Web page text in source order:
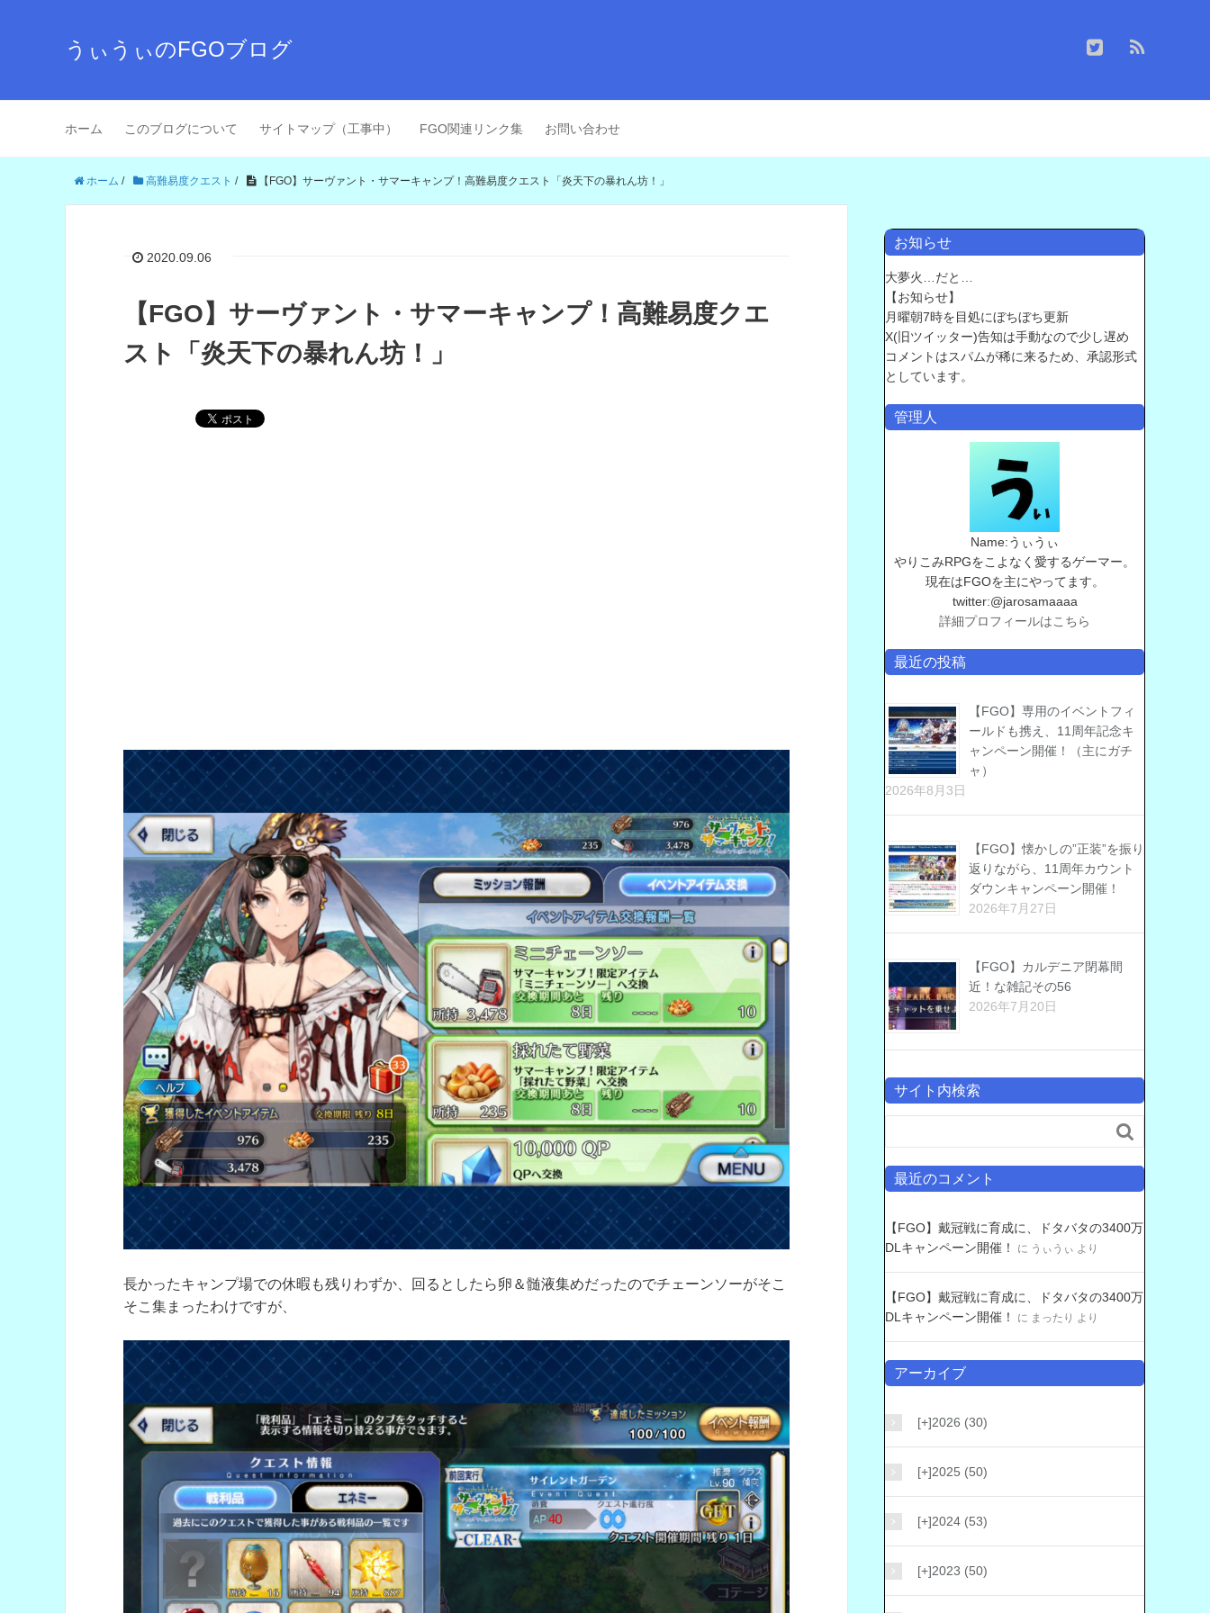
うぃうぃのFGOブログ
ホーム このブログについて サイトマップ（工事中） FGO関連リンク集 お問い合わせ
ホーム / 高難易度クエスト / 【FGO】サーヴァント・サマーキャンプ！高難易度クエスト「炎天下の暴れん坊！」
2020.09.06
【FGO】サーヴァント・サマーキャンプ！高難易度クエ
スト「炎天下の暴れん坊！」
長かったキャンプ場での休暇も残りわずか、回るとしたら卵＆髄液集めだったのでチェーンソーがそこ
そこ集まったわけですが、
お知らせ
大夢火…だと…
【お知らせ】
月曜朝7時を目処にぼちぼち更新
X(旧ツイッター)告知は手動なので少し遅め
コメントはスパムが稀に来るため、承認形式
としています。
管理人
Name:うぃうぃ
やりこみRPGをこよなく愛するゲーマー。
現在はFGOを主にやってます。
twitter:@jarosamaaaa
詳細プロフィールはこちら
最近の投稿
【FGO】専用のイベントフィ
ールドも携え、11周年記念キ
ャンペーン開催！（主にガチ
ャ）
2026年8月3日
【FGO】懐かしの”正装”を振り
返りながら、11周年カウント
ダウンキャンペーン開催！
2026年7月27日
【FGO】カルデニア閉幕間
近！な雑記その56
2026年7月20日
サイト内検索

最近のコメント
【FGO】戴冠戦に育成に、ドタバタの3400万
DLキャンペーン開催！
に うぃうぃ より
【FGO】戴冠戦に育成に、ドタバタの3400万
DLキャンペーン開催！
に まったり より
アーカイブ
[+]2026 (30)
[+]2025 (50)
[+]2024 (53)
[+]2023 (50)